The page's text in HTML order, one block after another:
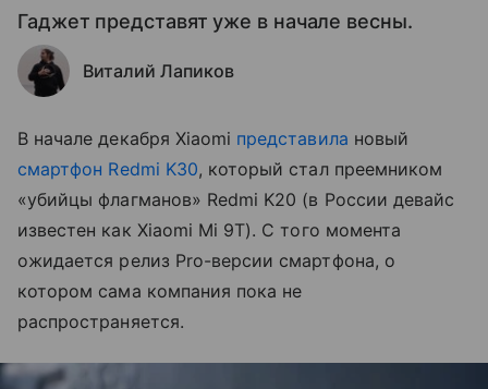
Гаджет представят уже в начале весны.
Виталий Лапиков
В начале декабря Xiaomi представила новый
смартфон Redmi K30, который стал преемником
«убийцы флагманов» Redmi K20 (в России девайс
известен как Xiaomi Mi 9T). С того момента
ожидается релиз Pro-версии смартфона, о
котором сама компания пока не
распространяется.